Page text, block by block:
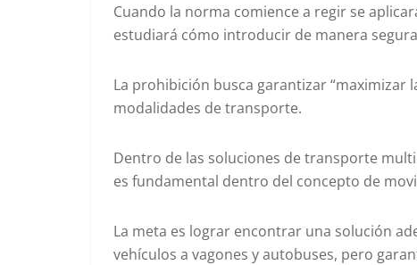
Cuando la norma comience a regir se
estudiará cómo introducir de manera
La prohibición busca garantizar “maximizar
modalidades de transporte.
Dentro de las soluciones de transporte
es fundamental dentro del concepto de
La meta es lograr encontrar una solución
vehículos a vagones y autobuses, pero